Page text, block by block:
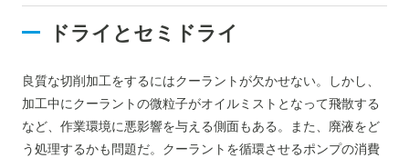
ドライとセミドライ
良質な切削加工をするにはクーラントが欠かせない。しかし、
加工中にクーラントの微粒子がオイルミストとなって飛散する
など、作業環境に悪影響を与える側面もある。また、廃液をど
う処理するかも問題だ。クーラントを循環させるポンプの消費